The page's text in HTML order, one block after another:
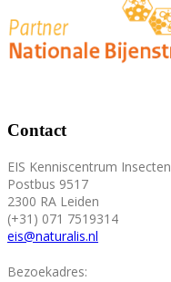
Contact
EIS Kenniscentrum Insecten
Postbus 9517
2300 RA Leiden
(+31) 071 7519314
eis@naturalis.nl
Bezoekadres: